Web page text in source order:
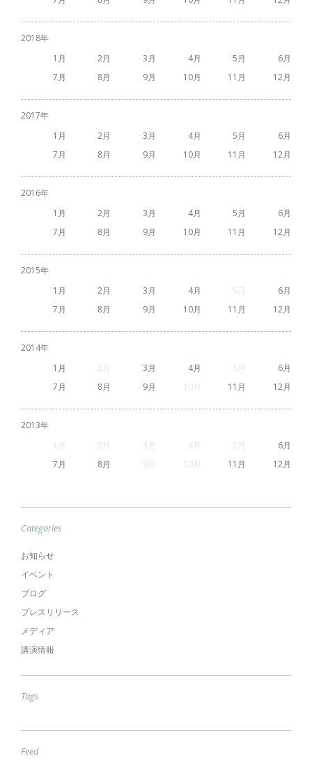
2018
1
2 3 4 5
6
7
8 9 10 11 12
2017
1
2 3 4 5
6
7
8 9 10 11 12
2016
1
2 3 4 5
6
7
8 9 10 11 12
2015
1
2 3 4 5
6
7
8 9 10 11 12
2014
1
2 3 4 5
6
7
8 9 10 11 12
2013
1
2 3 4 5
6
7
8 9 10 11 12
Categories
お知らせ
イベント
ブログ
プレスリリース
メディア
講演情報
Tags
Feed